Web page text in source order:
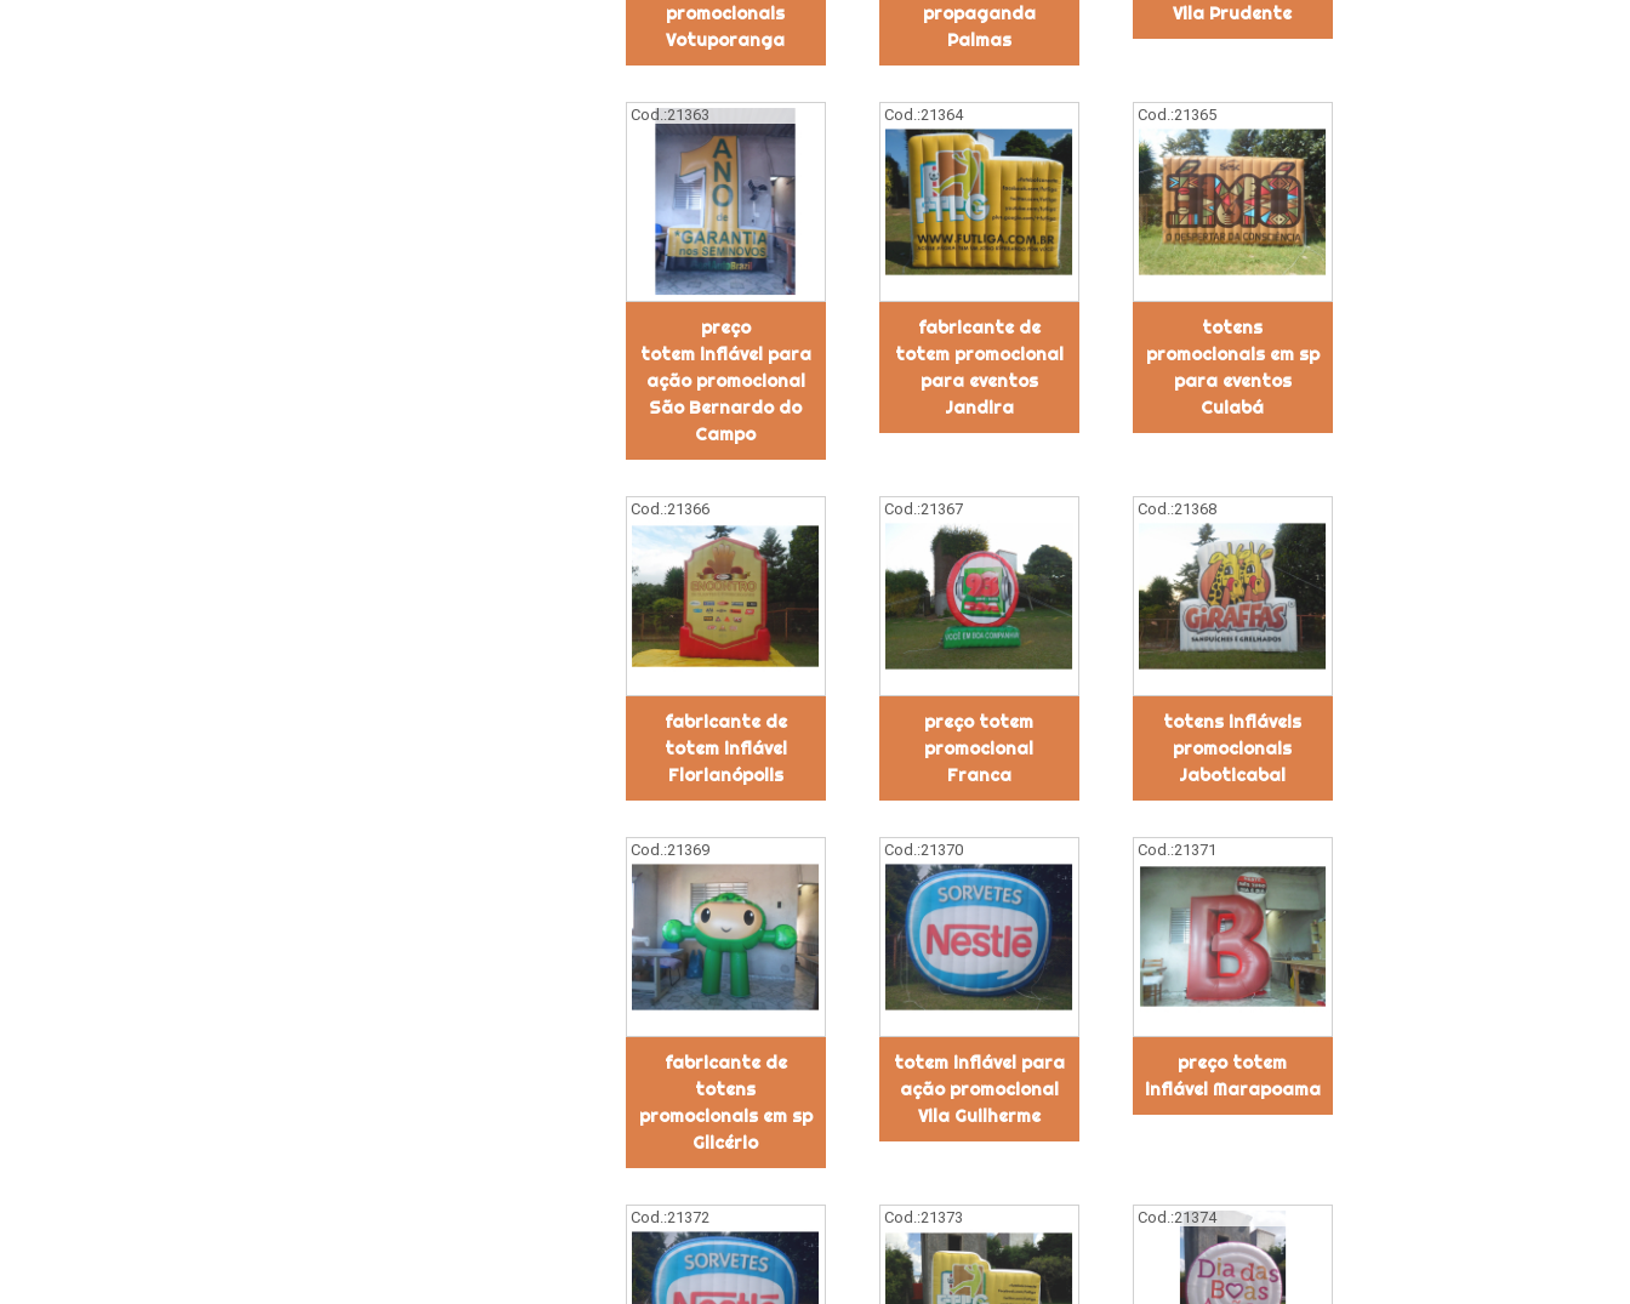
promocionais
Votuporanga
propaganda
Palmas
Vila Prudente
Cod.:21363
preço
totem inflável para
ação promocional
São Bernardo do
Campo
Cod.:21364
fabricante de
totem promocional
para eventos
Jandira
Cod.:21365
totens
promocionais em sp
para eventos
Cuiabá
Cod.:21366
fabricante de
totem inflável
Florianópolis
Cod.:21367
preço totem
promocional
Franca
Cod.:21368
totens infláveis
promocionais
Jaboticabal
Cod.:21369
fabricante de
totens
promocionais em sp
Glicério
Cod.:21370
totem inflável para
ação promocional
Vila Guilherme
Cod.:21371
preço totem
inflável Marapoama
Cod.:21372 Cod.:21373 Cod.:21374